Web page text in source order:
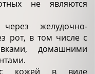
не являются
желудочно-
рот, в том числе с
домашними
с кожей в виде